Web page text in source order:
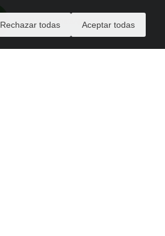
ENVIANOS WhatsApp AQUI
Rechazar todas Aceptar todas